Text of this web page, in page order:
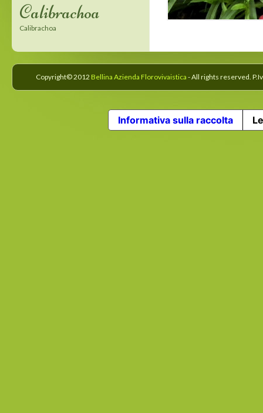
Calibrachoa
Calibrachoa
Confetti Garden
Copyright© 2012 Bellina Azienda Florovivaistica - All rights reserved.
Informativa sulla raccolta